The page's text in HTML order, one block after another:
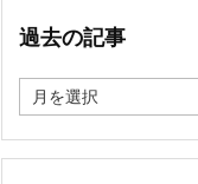
過去の記事
去
記